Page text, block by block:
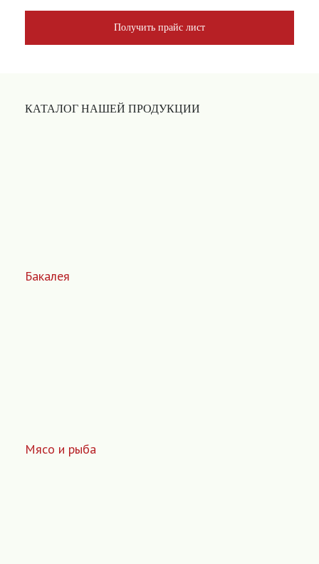
Получить прайс лист
КАТАЛОГ НАШЕЙ ПРОДУКЦИИ
Бакалея
Мясо и рыба